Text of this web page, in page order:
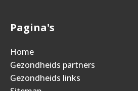
Pagina's
Home
Gezondheids partners
Gezondheids links